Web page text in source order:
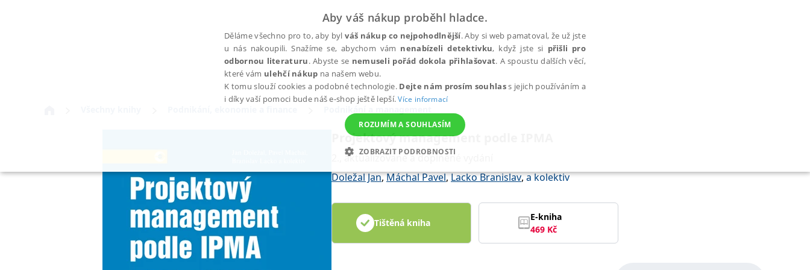
Projektový management podle IPMA
2., aktualizované a doplněné vydání
Doležal Jan,Máchal Pavel,Lacko Branislav,a kolektiv
Tištěná kniha
E-kniha
469 Kč
Aby váš nákup proběhl hladce.
Děláme všechno pro to, aby bylváš nákup co nejpohodlnější. Aby si web pamatoval, že už jste
u nás nakoupili. Snažíme se, abychom vám nenabízeli detektivku, když jste si přišli pro
odbornou literaturu. Abyste se nemuseli pořád dokola přihlašovat. A spoustu dalších věcí,
které vám ulehčí nákup na našem webu.
K tomu slouží cookies a podobné technologie. Dejte nám prosím souhlass jejich používáním a
i díky vaší pomoci bude náš e-shop ještě lepší.Více informací
ROZUMÍM A SOUHLASÍM
ZOBRAZIT PODROBNOSTI
NEZBYTNÉ ANALYTICKÉ MARKETINGOVÉ FUNKČNÍ NEZAŘAZENÉ SOUBORY
Nezbytné Marketingové Funkční Nezařazené soubory
Nezbytně nutné soubory cookie umožňují základní funkce webových stránek, jako je přihlášení uživatele a správa účtu. Webové stránky nelze bez nezbytně nutných souborů cookie správně používat.